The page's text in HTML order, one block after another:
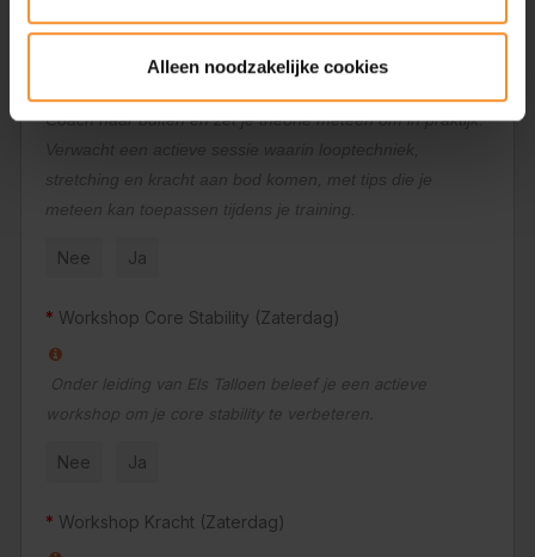
Alleen noodzakelijke cookies
Workshop optimaal trainen (Zaterdag)
Coach naar buiten en zet je theorie meteen om in praktijk.
stretching en kracht aan bod komen, met tips die je
meteen kan toepassen tijdens je training.
Nee Ja
Workshop Core Stability (Zaterdag)
Onder leiding van Els Talloen beleef je een actieve
workshop om je core stability te verbeteren.
Nee Ja
Workshop Kracht (Zaterdag)